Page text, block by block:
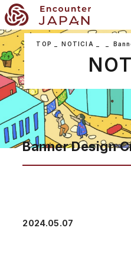
TOP NOTICIA
Banner Design
2024.05.07